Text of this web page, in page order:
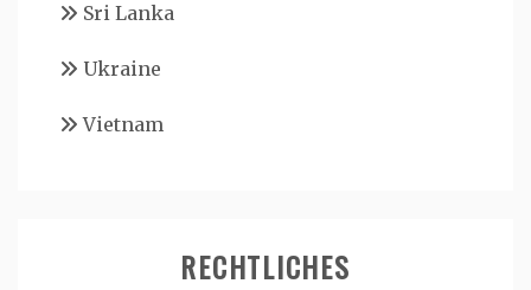
Sri Lanka
Ukraine
Vietnam
RECHTLICHES